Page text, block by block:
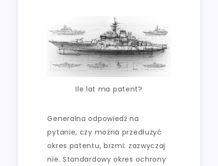
Ile lat ma patent?
Generalna odpowiedź na
pytanie, czy można przedłużyć
okres patentu, brzmi: zazwyczaj
nie. Standardowy okres ochrony